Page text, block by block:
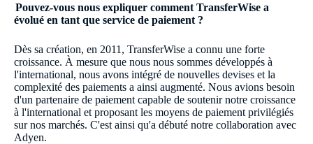
Pouvez-vous nous expliquer comment TransferWise a
évolué en tant que service de paiement ?
Dès sa création, en 2011, TransferWise a connu une forte
croissance. À mesure que nous nous sommes développés à
l'international, nous avons intégré de nouvelles devises et la
complexité des paiements a ainsi augmenté. Nous avions besoin
d'un partenaire de paiement capable de soutenir notre croissance
à l'international et proposant les moyens de paiement privilégiés
sur nos marchés. C'est ainsi qu'a débuté notre collaboration avec
Adyen.